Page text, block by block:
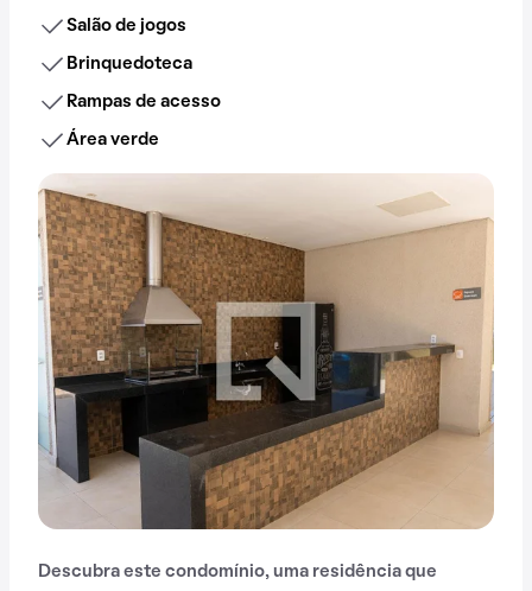
Salão de jogos
Brinquedoteca
Rampas de acesso
Área verde
Descubra este condomínio, uma residência que